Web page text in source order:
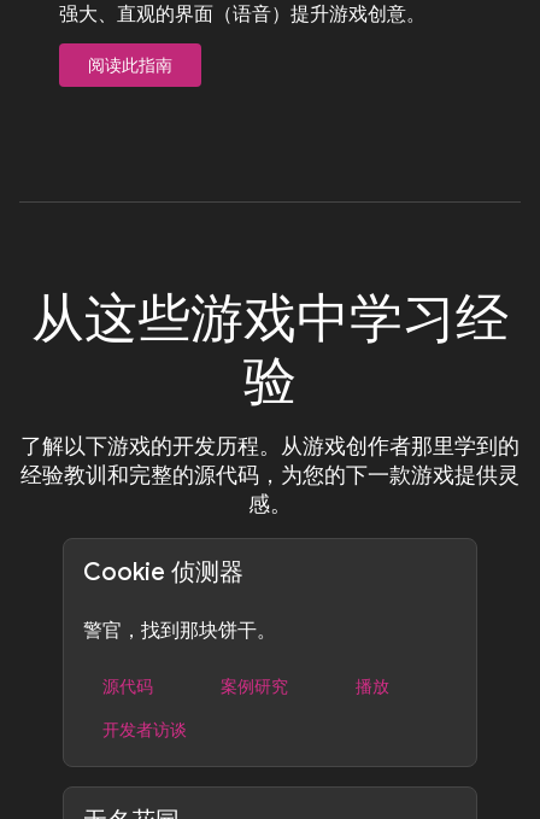
强大、直观的界面（语音）提升游戏创意。
阅读此指南
从这些游戏中学习经
验
了解以下游戏的开发历程。从游戏创作者那里学到的
经验教训和完整的源代码，为您的下一款游戏提供灵
感。
Cookie 侦测器
警官，找到那块饼干。
源代码 案例研究
播放
开发者访谈